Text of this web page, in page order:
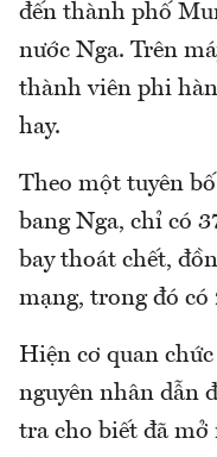
đến thành phố
nước Nga. Trên
thành viên phi
hay.
Theo một tuyên
bang Nga, chỉ có
bay thoát chết,
mạng, trong đó có
Hiện cơ quan
nguyên nhân dẫn
tra cho biết đã mở